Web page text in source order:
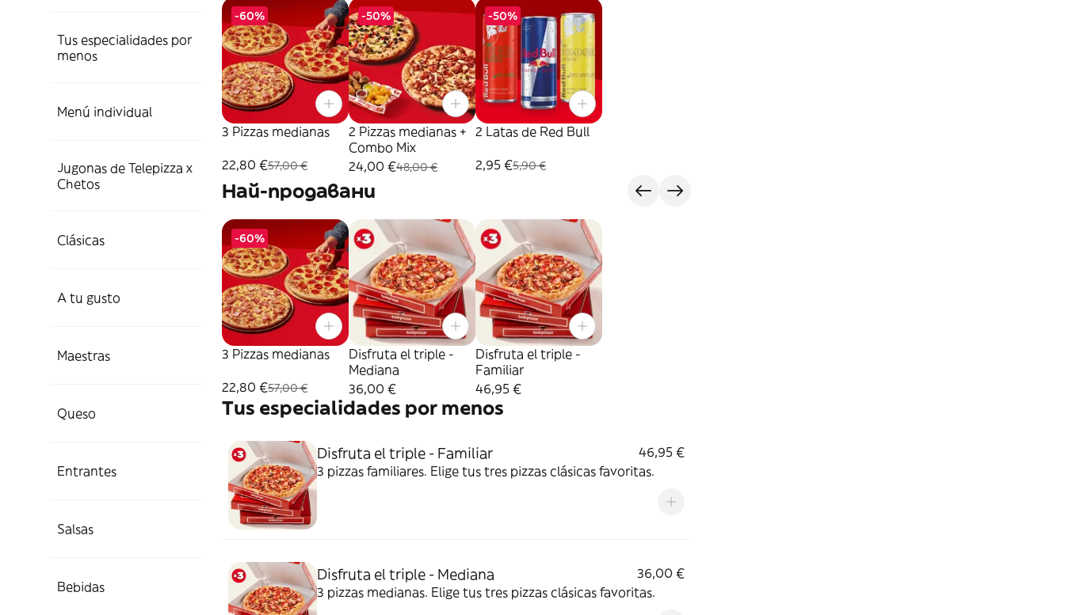
Tus especialidades por
menos
Menú individual
Jugonas de Telepizza x
Chetos
Clásicas
A tu gusto
Maestras
Queso
Entrantes
Salsas
Bebidas
-60%
3 Pizzas medianas
22,80 €57,00 €
-50%
2 Pizzas medianas +
Combo Mix
24,00 €48,00 €
-50%
2 Latas de Red Bull
2,95 €5,90 €
Най-продавани
-60%
3 Pizzas medianas
22,80 €57,00 €
Disfruta el triple -
Mediana
36,00 €
Disfruta el triple -
Familiar
46,95 €
Tus especialidades por menos
Disfruta el triple - Familiar
46,95 €
3 pizzas familiares. Elige tus tres pizzas clásicas favoritas.
Disfruta el triple - Mediana
36,00 €
3 pizzas medianas. Elige tus tres pizzas clásicas favoritas.